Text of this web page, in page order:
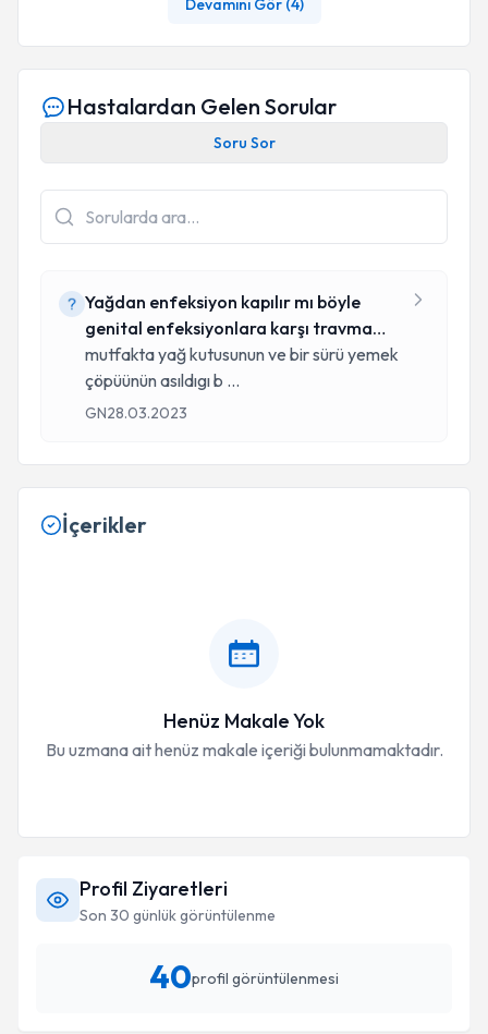
Devamını Gör (4)
Hastalardan Gelen Sorular
Soru Sor
Yağdan enfeksiyon kapılır mı böyle
genital enfeksiyonlara karşı travmam
var
mutfakta yağ kutusunun ve bir sürü yemek
çöpüünün asıldıgı b ...
GN28.03.2023
İçerikler
Henüz Makale Yok
Bu uzmana ait henüz makale içeriği bulunmamaktadır.
Profil Ziyaretleri
Son 30 günlük görüntülenme
40profil görüntülenmesi